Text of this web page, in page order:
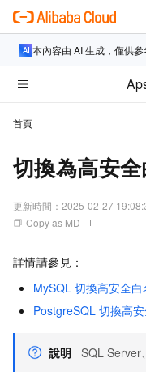
本內容由 AI 生成，僅供參
首頁
切換為高安
更新時間： 2025-02-27
Copy as MD
詳情請參見：
MySQL 切換高安全
PostgreSQL 切換高
說明 SQL Server